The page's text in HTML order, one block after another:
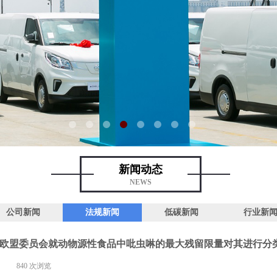
新闻动态
NEWS
公司新闻 法规新闻 低碳新闻 行业新闻
欧盟委员会就动物源性食品中吡虫啉的最大残留限量对其进行分
840 次浏览